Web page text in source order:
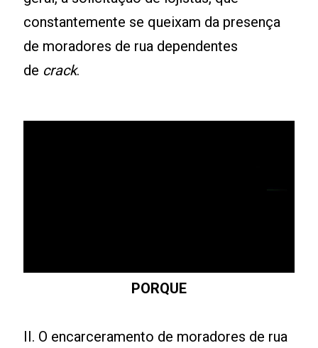
constantemente se queixam da presença
de moradores de rua dependentes
de crack.
PORQUE
II. O encarceramento de moradores de rua